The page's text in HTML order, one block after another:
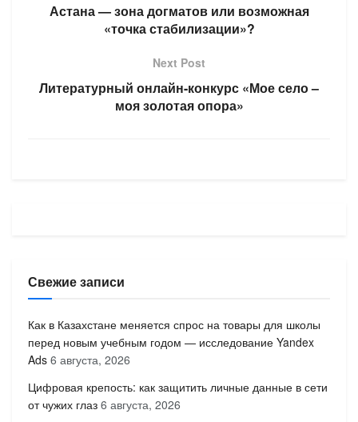
Астана — зона догматов или возможная
«точка стабилизации»?
Next Post
Литературный онлайн-конкурс «Мое село –
моя золотая опора»
Свежие записи
Как в Казахстане меняется спрос на товары для школы
перед новым учебным годом — исследование Yandex
Ads 6 августа, 2026
Цифровая крепость: как защитить личные данные в сети
от чужих глаз 6 августа, 2026